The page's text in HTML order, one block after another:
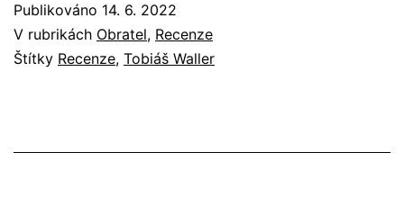
Publikováno 14. 6. 2022
V rubrikách Obratel, Recenze
Štítky Recenze, Tobiáš Waller